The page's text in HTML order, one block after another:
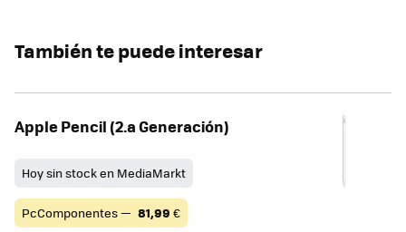
También te puede interesar
Apple Pencil (2.a Generación)
Hoy sin stock en MediaMarkt
PcComponentes — 81,99 €